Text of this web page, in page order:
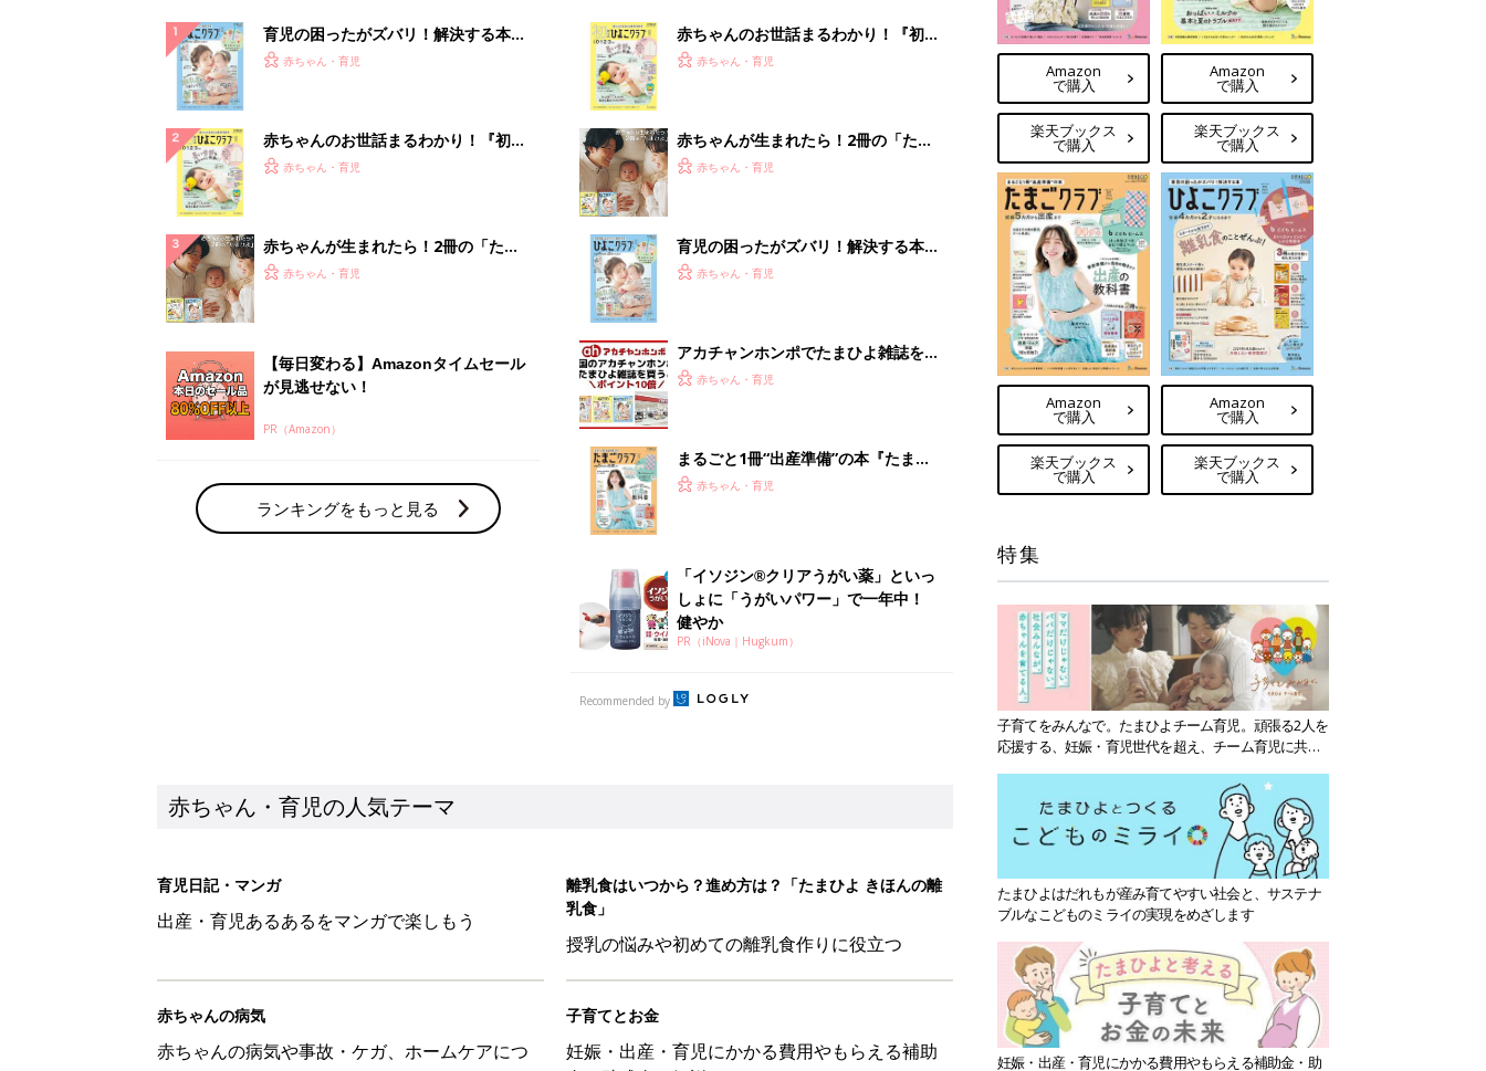
育児の困ったがズバリ！解決する本
『ひよこクラブ 夏号』 4カ月～2才
赤ちゃん・育児
赤ちゃんのお世話まるわかり！『初め
てのひよこクラブ 夏号』〈巻頭大特
赤ちゃん・育児
赤ちゃんが生まれたら！2冊の「たま
ひよ」
赤ちゃん・育児
【毎日変わる】Amazonタイムセール
が見逃せない！
PR（Amazon）
ランキングをもっと見る
赤ちゃんのお世話まるわかり！『初め
てのひよこクラブ 夏号』〈巻頭大特
赤ちゃん・育児
赤ちゃんが生まれたら！2冊の「たま
ひよ」
赤ちゃん・育児
育児の困ったがズバリ！解決する本
『ひよこクラブ 秋号』 4カ月～2才
赤ちゃん・育児
アカチャンホンポでたまひよ雑誌を買
うとポイント10倍【期間限定】
赤ちゃん・育児
まるごと1冊“出産準備”の本『たまご
クラブ 夏号』〈スペシャル大特集〉
赤ちゃん・育児
「イソジン®クリアうがい薬」といっ
しょに「うがいパワー」で一年中！
健やか
PR（iNova｜Hugkum）
Recommended by
赤ちゃん・育児の人気テーマ
育児日記・マンガ
出産・育児あるあるをマンガで楽しもう
離乳食はいつから？進め方は？「たまひよ きほんの離
乳食」
授乳の悩みや初めての離乳食作りに役立つ
赤ちゃんの病気
赤ちゃんの病気や事故・ケガ、ホームケアにつ
子育てとお金
妊娠・出産・育児にかかる費用やもらえる補助
Amazon
で購入
楽天ブックス
で購入
Amazon
で購入
楽天ブックス
で購入
Amazon
で購入
楽天ブックス
で購入
Amazon
で購入
楽天ブックス
で購入
特集
子育てをみんなで。たまひよチーム育児。頑張る2人を
応援する、妊娠・育児世代を超え、チーム育児に共感
たまひよはだれもが産み育てやすい社会と、サステナ
ブルなこどものミライの実現をめざします
妊娠・出産・育児にかかる費用やもらえる補助金・助